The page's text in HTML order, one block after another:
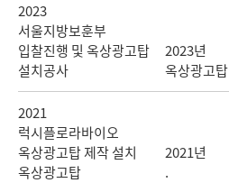
2023
서울지방보훈부
입찰진행 및 옥상광고탑
설치공사
2023년
옥상광고탑
2021
럭시플로라바이오
옥상광고탑 제작 설치
2021년
옥상광고탑
.